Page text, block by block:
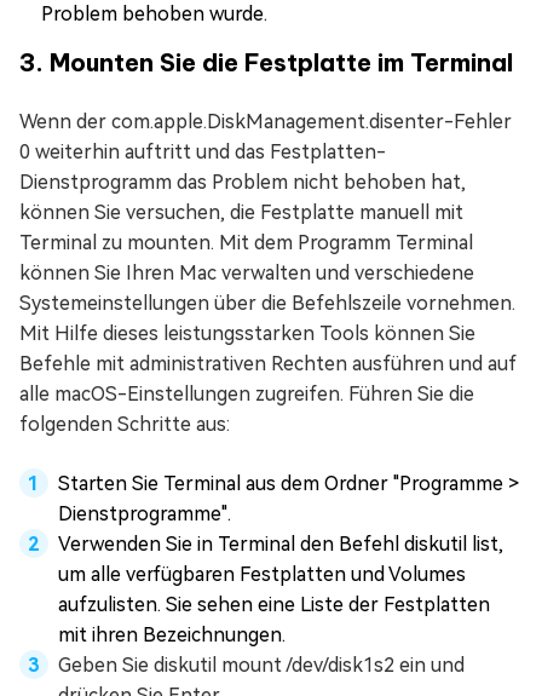
Problem behoben wurde.
3. Mounten Sie die Festplatte im Terminal
Wenn der com.apple.DiskManagement.disenter-Fehler
0 weiterhin auftritt und das Festplatten-
Dienstprogramm das Problem nicht behoben hat,
können Sie versuchen, die Festplatte manuell mit
Terminal zu mounten. Mit dem Programm Terminal
können Sie Ihren Mac verwalten und verschiedene
Systemeinstellungen über die Befehlszeile vornehmen.
Mit Hilfe dieses leistungsstarken Tools können Sie
Befehle mit administrativen Rechten ausführen und auf
alle macOS-Einstellungen zugreifen. Führen Sie die
folgenden Schritte aus:
Starten Sie Terminal aus dem Ordner "Programme >
Dienstprogramme".
Verwenden Sie in Terminal den Befehl diskutil list,
um alle verfügbaren Festplatten und Volumes
aufzulisten. Sie sehen eine Liste der Festplatten
mit ihren Bezeichnungen.
Geben Sie diskutil mount /dev/disk1s2 ein und